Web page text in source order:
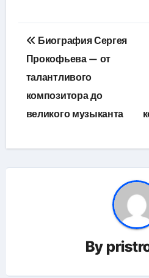
Навигация
по
записям
Биография Сергея
Прокофьева — от
талантливого
композитора до
великого музыканта
By